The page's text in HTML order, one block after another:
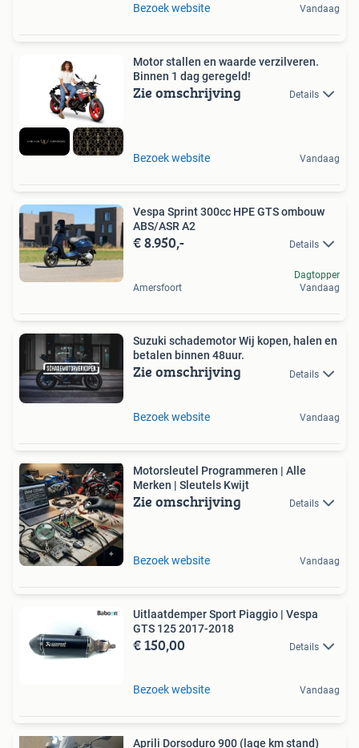
Bezoek website Vandaag
Motor stallen en waarde verzilveren.
Binnen 1 dag geregeld!
Zie omschrijving Details
Bezoek website Vandaag
Vespa Sprint 300cc HPE GTS ombouw
ABS/ASR A2
€ 8.950,- Details
Amersfoort
Dagtopper
Vandaag
Suzuki schademotor Wij kopen, halen en
betalen binnen 48uur.
Zie omschrijving Details
Bezoek website Vandaag
Motorsleutel Programmeren | Alle
Merken | Sleutels Kwijt
Zie omschrijving Details
Bezoek website Vandaag
Uitlaatdemper Sport Piaggio | Vespa
GTS 125 2017-2018
€ 150,00 Details
Bezoek website Vandaag
Aprili Dorsoduro 900 (lage km stand)